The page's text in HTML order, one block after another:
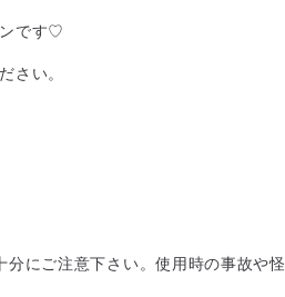
です♡
さい。
にご注意下さい。使用時の事故や怪